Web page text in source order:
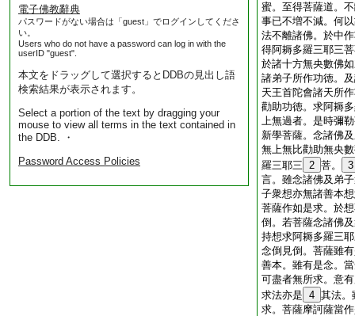
電子佛教辭典
パスワードがない場合は「guest」でログインしてくださ
い。
Users who do not have a password can log in with the
userID "guest".
本文をドラッグして選択するとDDBの見出し語
検索結果が表示されます。
Select a portion of the text by dragging your
mouse to view all terms in the text contained in
the DDB. ・
Password Access Policies
蜜。至得菩薩道。
事已不増不減。何
法不離諸佛。於中
得阿耨多羅三耶三
於諸十方無央數佛
諸弟子所作功徳。
天王首陀會諸天所
勸助功徳。求阿耨
上無過者。是時彌
新學菩薩。念諸佛
無上無比勸助無央
羅三耶三 2 菩。
3
言。雖念諸佛及弟
子衆想亦無諸善本
菩薩作如是求。於
倒。若菩薩念諸佛
持想求阿耨多羅三
念倒見倒。菩薩雖
善本。雖有是念。
可盡者無所求。意
求法亦是 4 其法。
求。菩薩摩訶薩當